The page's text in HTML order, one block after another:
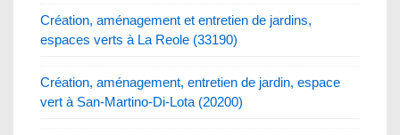
Création, aménagement et entretien de jardins,
espaces verts à La Reole (33190)
Création, aménagement, entretien de jardin, espace
vert à San-Martino-Di-Lota (20200)